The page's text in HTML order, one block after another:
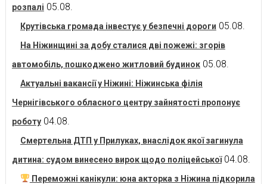
розпалі 05.08.
Крутівська громада інвестує у безпечні дороги 05.08.
На Ніжинщині за добу сталися дві пожежі: згорів
автомобіль, пошкоджено житловий будинок 05.08.
Актуальні вакансії у Ніжині: Ніжинська філія
Чернігівського обласного центру зайнятості пропонує
роботу 04.08.
Смертельна ДТП у Прилуках, внаслідок якої загинула
дитина: судом винесено вирок щодо поліцейської 04.08.
Переможні канікули: юна акторка з Ніжина підкорила